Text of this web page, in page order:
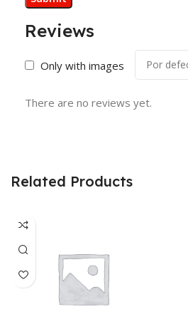
Reviews
Only with images
There are no reviews yet.
Related Products